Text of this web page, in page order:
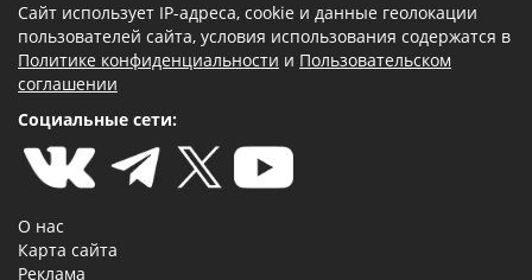
Сайт использует IP-адреса, cookie и данные геолокации
пользователей сайта, условия использования содержатся в
Политике конфиденциальности и Пользовательском
соглашении
Социальные сети:
О нас
Карта сайта
Реклама